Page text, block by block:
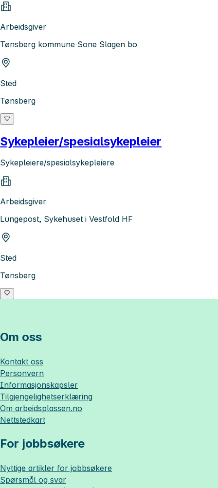
Arbeidsgiver
Tønsberg kommune Sone Slagen bo
Sted
Tønsberg
Sykepleier/spesialsykepleier
Sykepleiere/spesialsykepleiere
Arbeidsgiver
Lungepost, Sykehuset i Vestfold HF
Sted
Tønsberg
Om oss
Kontakt oss
Personvern
Informasjonskapsler
Tilgjengelighetserklæring
Om arbeidsplassen.no
Nettstedkart
For jobbsøkere
Nyttige artikler for jobbsøkere
Spørsmål og svar